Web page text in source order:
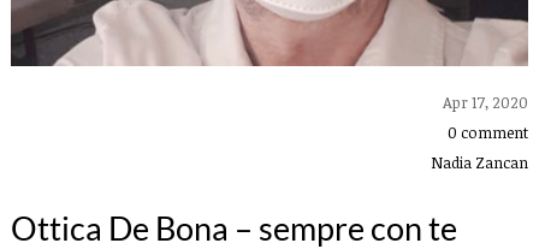
Apr 17, 2020
0 comment
Nadia Zancan
Ottica De Bona – sempre con te